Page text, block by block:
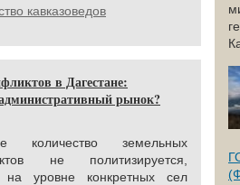
кавказоведов
в Дагестане:
рынок?
количество земельных
не политизируется,
на уровне конкретных сел